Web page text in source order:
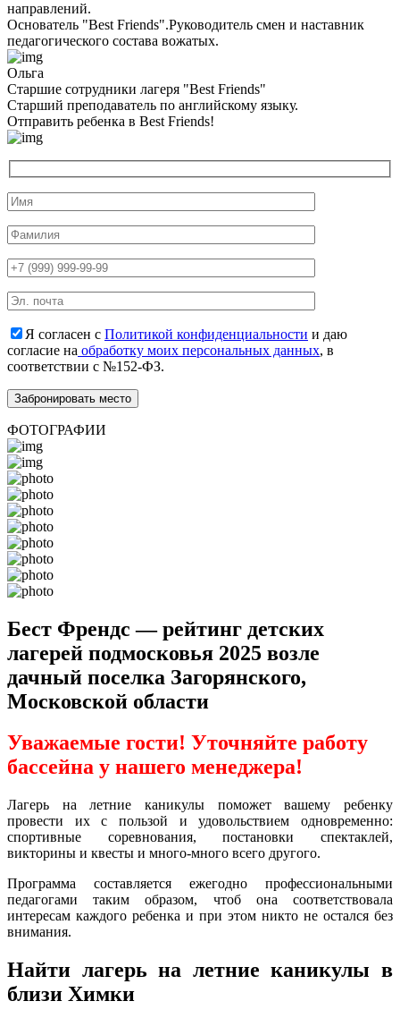
направлений.
Основатель "Best Friends".Руководитель смен и наставник
педагогического состава вожатых.
Ольга
Старшие сотрудники лагеря "Best Friends"
Cтарший преподаватель по английскому языку.
Отправить ребенка в Best Friends!
Я согласен с Политикой конфиденциальности и даю
согласие на обработку моих персональных данных, в
соответствии с №152-ФЗ.
ФОТОГРАФИИ
Бест Френдс — рейтинг детских
лагерей подмосковья 2025 возле
дачный поселка Загорянского,
Московской области
Уважаемые гости! Уточняйте работу
бассейна у нашего менеджера!
Лагерь на летние каникулы поможет вашему ребенку
провести их с пользой и удовольствием одновременно:
спортивные соревнования, постановки спектаклей,
викторины и квесты и много-много всего другого.
Программа составляется ежегодно профессиональными
педагогами таким образом, чтоб она соответствовала
интересам каждого ребенка и при этом никто не остался без
внимания.
Найти лагерь на летние каникулы в
близи Химки